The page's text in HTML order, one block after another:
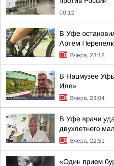
00:12
В Уфе
Артем
Вчера, 23:18
В Нацмузее
Иле»
Вчера, 23:04
В Уфе врачи
двухлетнего
Вчера, 22:51
«Один прием